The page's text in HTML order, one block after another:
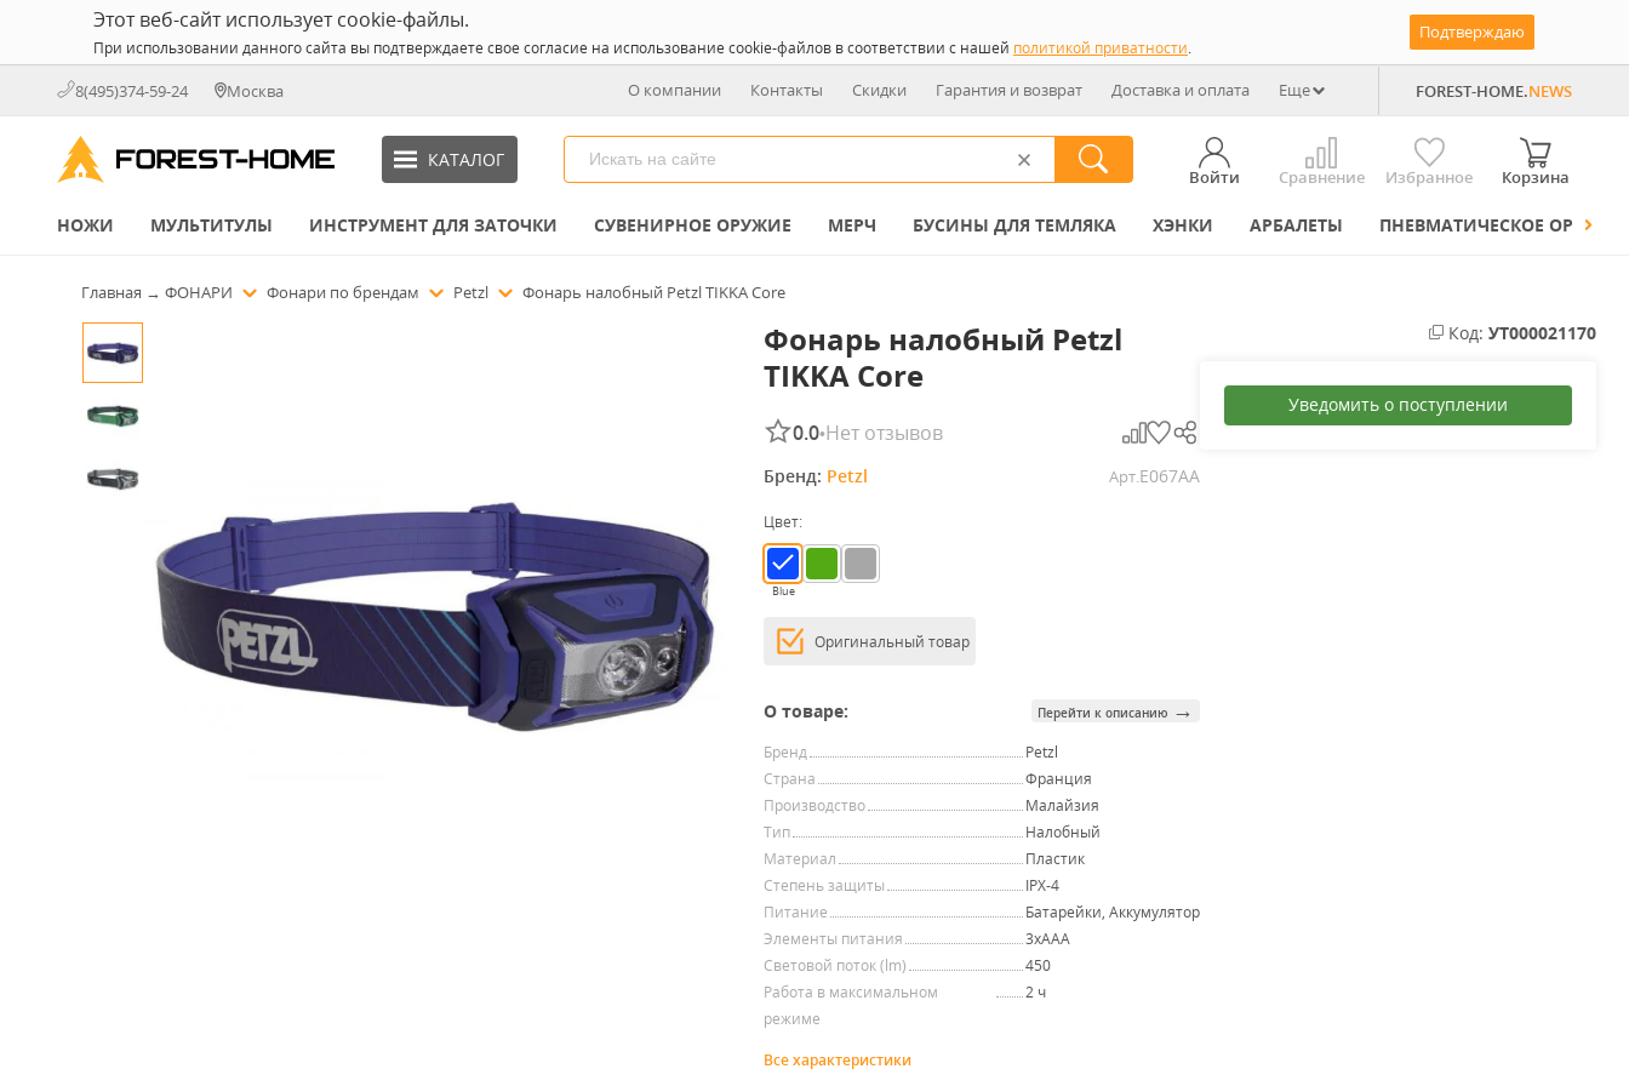
Этот веб-сайт использует cookie-файлы.
При использовании данного сайта вы подтверждаете свое согласие на использование cookie-файлов в соответствии с нашей политикой приватности.
Подтверждаю
8(495)374-59-24 Москва О компании Контакты Скидки Гарантия и возврат Доставка и оплата Еще FOREST-HOME.NEWS
КАТАЛОГ
Войти Сравнение Избранное Корзина
НОЖИ МУЛЬТИТУЛЫ ИНСТРУМЕНТ ДЛЯ ЗАТОЧКИ СУВЕНИРНОЕ ОРУЖИЕ МЕРЧ БУСИНЫ ДЛЯ ТЕМЛЯКА ХЭНКИ АРБАЛЕТЫ ПНЕВМАТИЧЕСКОЕ ОРУЖИЕ
Главная → ФОНАРИ Фонари по брендам Petzl Фонарь налобный Petzl TIKKA Core
Фонарь налобный Petzl
TIKKA Core
0.0•Нет отзывов
Бренд: Petzl Арт.E067AA
Цвет:
Blue
Оригинальный товар
О товаре: Перейти к описанию →
Бренд
Petzl
Страна
Франция
Производство
Малайзия
Тип
Налобный
Материал
Пластик
Степень защиты
IPX-4
Питание
Батарейки, Аккумулятор
Элементы питания
3хAAA
Световой поток (lm)
450
Работа в максимальном
режиме
2 ч
Все характеристики
Код: УТ000021170
Уведомить о поступлении